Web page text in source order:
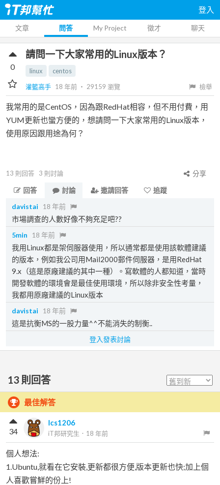
登入
文章 問答 My Project 徵才 聊天
請問一下大家常用的Linux版本？
linux
centos
灌籃高手 18 年前 ‧ 29159 瀏覽 檢舉
0
我常用的是CentOS，因為跟RedHat相容，但不用付費，用
YUM更新也蠻方便的，想請問一下大家常用的Linux版本，
使用原因跟用途為何？
13 則回答 3 則討論
分享
回答
討論 邀請回答
追蹤
davistai
18 年前
市場調查的人數好像不夠充足吧??
5min 18 年前
我用Linux都是架伺服器使用，所以通常都是使用該軟體建議
的版本，例如我公司用Mail2000郵件伺服器，是用RedHat
9.x（這是原廠建議的其中一種）。寫軟體的人都知道，當時
開發軟體的環境會是最佳使用環境，所以除非安全性考量，
我都用原廠建議的Linux版本
davistai 18 年前
這是抗衡MS的一股力量^^不能消失的制衡..
登入發表討論
13 則回答
最佳解答
lcs1206
iT邦研究生 ． 18 年前
34
個人想法:
1.Ubuntu,就看在它安裝,更新都很方便,版本更新也快;加上個
人喜歡嘗鮮的份上!